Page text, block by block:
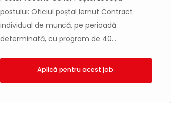
postului: Oficiul poștal Iernut Contract
individual de muncă, pe perioadă
determinată, cu program de 40...